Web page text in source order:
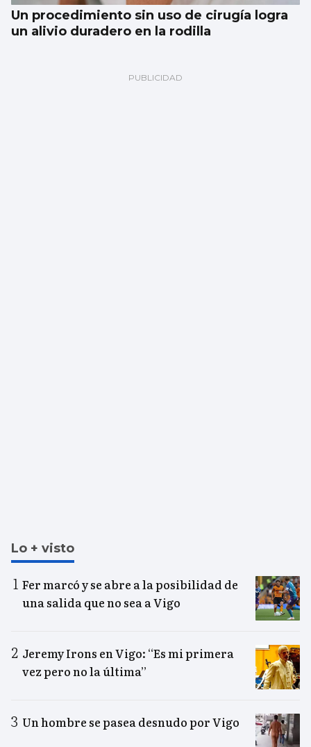
Un procedimiento sin uso de cirugía logra
un alivio duradero en la rodilla
Lo + visto
Fer marcó y se abre a la posibilidad de
una salida que no sea a Vigo
Jeremy Irons en Vigo: “Es mi primera
vez pero no la última”
Un hombre se pasea desnudo por Vigo